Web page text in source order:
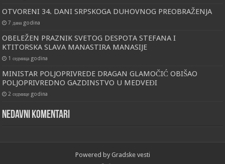
OTVORENI 34. DANI SRPSKOGA DUHOVNOG PREOBRAŽENJA
7 дана godina
OBELEŽEN PRAZNIK SVETOG DESPOTA STEFANA I
KTITORSKA SLAVA MANASTIRA MANASIJE
1 седмица godina
MINISTAR POLJOPRIVREDE DRAGAN GLAMOČIĆ OBIŠAO
POLJOPRIVREDNO GAZDINSTVO U MEDVEĐI
2 седмице godina
Nedavni komentari
Powered by Gradske vesti